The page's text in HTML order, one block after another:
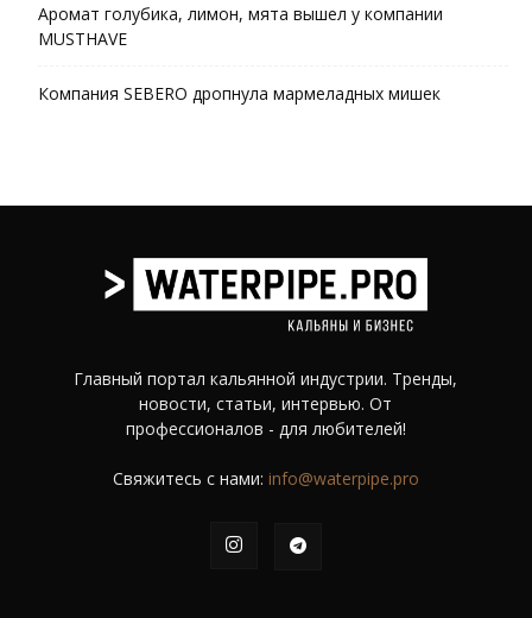
Аромат голубика, лимон, мята вышел у компании
MUSTHAVE
Компания SEBERO дропнула мармеладных мишек
Главный портал кальянной индустрии. Тренды,
новости, статьи, интервью. От
профессионалов - для любителей!
Свяжитесь с нами: info@waterpipe.pro